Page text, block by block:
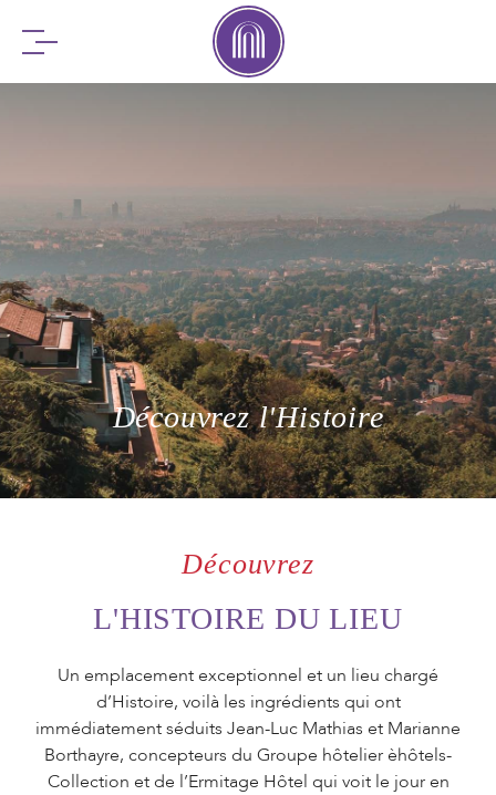
VOTRE SÉJOUR
RÉSERVEZ
VOTRE TABLE
ÉVÉNEMENT
OFFREZ UN
COFFRET
CADEAU
Découvrez l'Histoire
Découvrez
L'HISTOIRE DU LIEU
Un emplacement exceptionnel et un lieu chargé
d’Histoire, voilà les ingrédients qui ont
immédiatement séduits Jean-Luc Mathias et Marianne
Borthayre, concepteurs du Groupe hôtelier èhôtels-
Collection et de l’Ermitage Hôtel qui voit le jour en